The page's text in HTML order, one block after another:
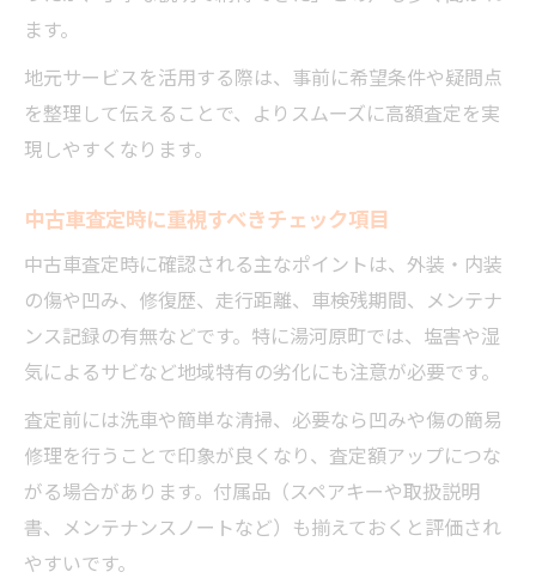
ます。
地元サービスを活用する際は、事前に希望条件や疑問点
を整理して伝えることで、よりスムーズに高額査定を実
現しやすくなります。
中古車査定時に重視すべきチェック項目
中古車査定時に確認される主なポイントは、外装・内装
の傷や凹み、修復歴、走行距離、車検残期間、メンテナ
ンス記録の有無などです。特に湯河原町では、塩害や湿
気によるサビなど地域特有の劣化にも注意が必要です。
査定前には洗車や簡単な清掃、必要なら凹みや傷の簡易
修理を行うことで印象が良くなり、査定額アップにつな
がる場合があります。付属品（スペアキーや取扱説明
書、メンテナンスノートなど）も揃えておくと評価され
やすいです。